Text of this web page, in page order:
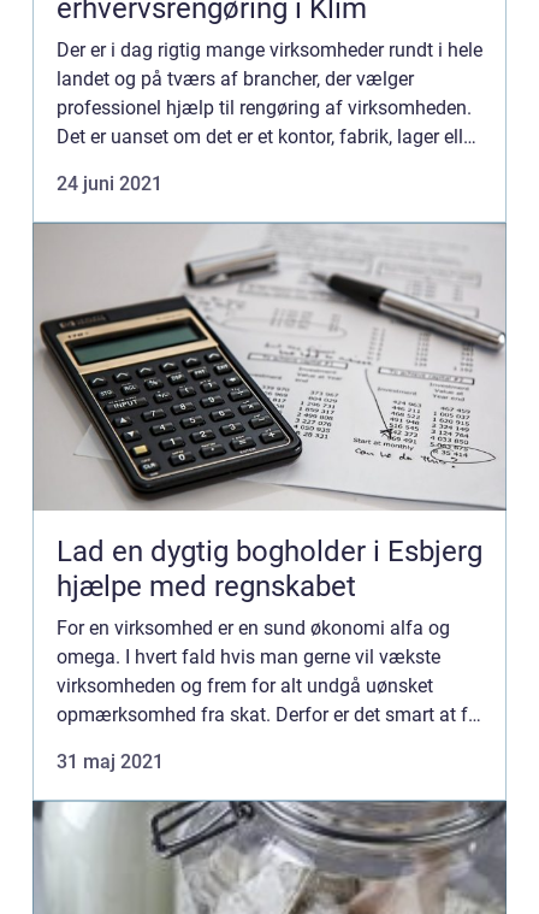
erhvervsrengøring i Klim
Der er i dag rigtig mange virksomheder rundt i hele
landet og på tværs af brancher, der vælger
professionel hjælp til rengøring af virksomheden.
Det er uanset om det er et kontor, fabrik, lager eller
24 juni 2021
Lad en dygtig bogholder i Esbjerg
hjælpe med regnskabet
For en virksomhed er en sund økonomi alfa og
omega. I hvert fald hvis man gerne vil vækste
virksomheden og frem for alt undgå uønsket
opmærksomhed fra skat. Derfor er det smart at få
økonomistyring. ...
31 maj 2021